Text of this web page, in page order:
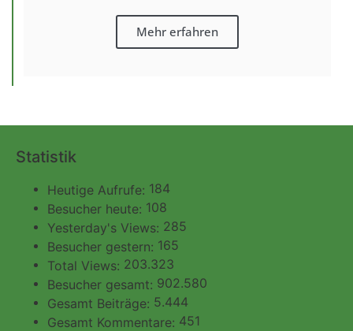
Mehr erfahren
Statistik
Heutige Aufrufe: 184
Besucher heute: 108
Yesterday's Views: 285
Besucher gestern: 165
Total Views: 203.323
Besucher gesamt: 902.580
Gesamt Beiträge: 5.444
Gesamt Kommentare: 451